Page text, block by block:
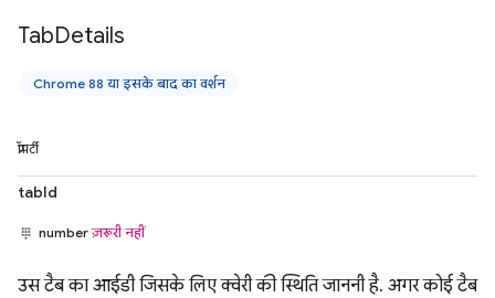
TabDetails
Chrome 88 या इसके बाद का वर्शन
प्रॉपर्टी
tabId
numberज़रूरी नहीं
उस टैब का आईडी जिसके लिए क्वेरी की स्थिति जाननी है. अगर कोई टैब